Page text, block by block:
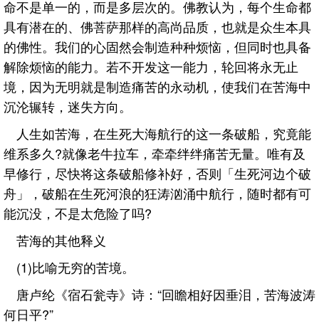
命不是单一的，而是多层次的。佛教认为，每个生命都
具有潜在的、佛菩萨那样的高尚品质，也就是众生本具
的佛性。我们的心固然会制造种种烦恼，但同时也具备
解除烦恼的能力。若不开发这一能力，轮回将永无止
境，因为无明就是制造痛苦的永动机，使我们在苦海中
沉沦辗转，迷失方向。
人生如苦海，在生死大海航行的这一条破船，究竟能
维系多久?就像老牛拉车，牵牵绊绊痛苦无量。唯有及
早修行，尽快将这条破船修补好，否则「生死河边个破
舟」，破船在生死河浪的狂涛汹涌中航行，随时都有可
能沉没，不是太危险了吗?
苦海的其他释义
(1)比喻无穷的苦境。
唐卢纶《宿石瓮寺》诗：“回瞻相好因垂泪，苦海波涛
何日平?”